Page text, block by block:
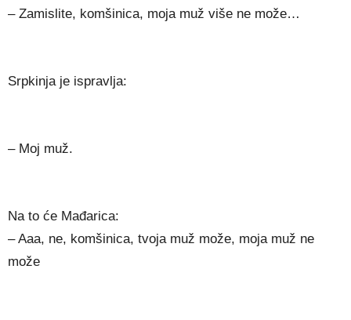
– Zamislite, komšinica, moja muž više ne može…
Srpkinja je ispravlja:
– Moj muž.
Na to će Mađarica:
– Aaa, ne, komšinica, tvoja muž može, moja muž ne
može